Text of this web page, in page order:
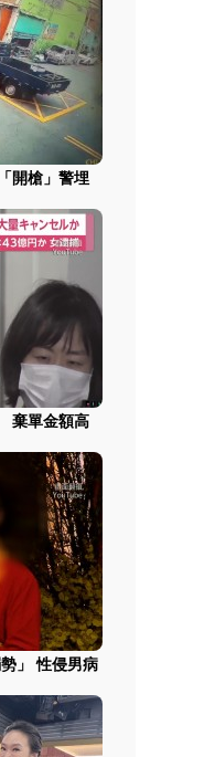
開槍」警埋
棄單金額高
」 性侵男病